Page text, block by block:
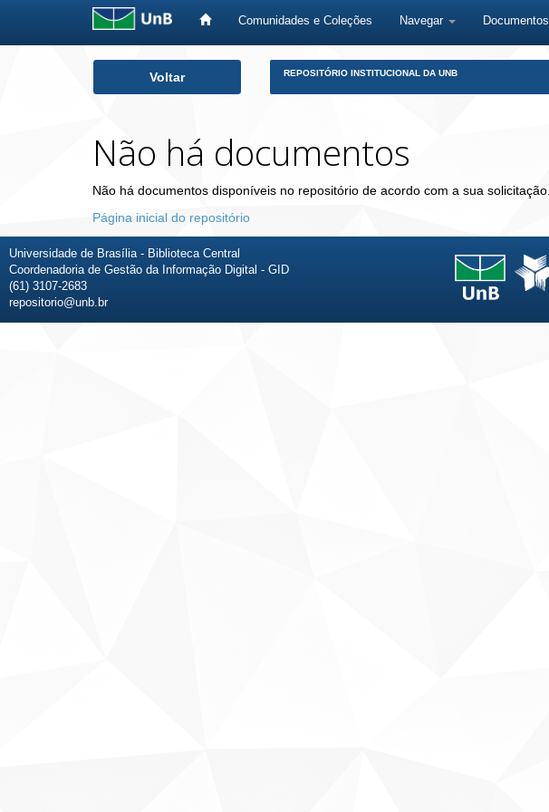
Comunidades e Coleções Navegar Documentos
Voltar REPOSITÓRIO INSTITUCIONAL DA UNB
Não há documentos
Não há documentos disponíveis no repositório de acordo com a sua solicitação.
Página inicial do repositório
Universidade de Brasília - Biblioteca Central
Coordenadoria de Gestão da Informação Digital - GID
(61) 3107-2683
repositorio@unb.br